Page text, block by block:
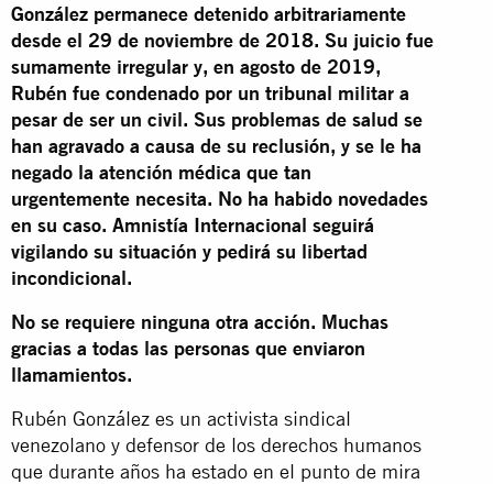
González permanece detenido arbitrariamente
desde el 29 de noviembre de 2018. Su juicio fue
sumamente irregular y, en agosto de 2019,
Rubén fue condenado por un tribunal militar a
pesar de ser un civil. Sus problemas de salud se
han agravado a causa de su reclusión, y se le ha
negado la atención médica que tan
urgentemente necesita. No ha habido novedades
en su caso. Amnistía Internacional seguirá
vigilando su situación y pedirá su libertad
incondicional.
No se requiere ninguna otra acción. Muchas
gracias a todas las personas que enviaron
llamamientos.
Rubén González es un activista sindical
venezolano y defensor de los derechos humanos
que durante años ha estado en el punto de mira